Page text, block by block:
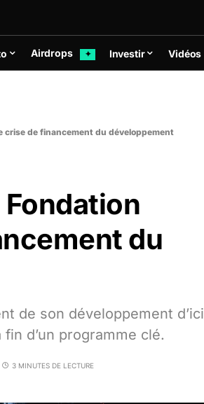
Airdrops ✦ Investir Vidéos
crise de financement du développement
du
de son développement d’ici
d’un programme clé.
3 MINUTES DE LECTURE